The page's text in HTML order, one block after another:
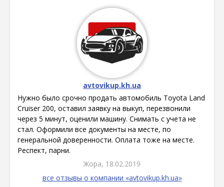
avtovikup.kh.ua
Нужно было срочно продать автомобиль Toyota Land
Cruiser 200, оставил заявку на выкуп, перезвонили
через 5 минут, оценили машину. Снимать с учета не
стал. Оформили все документы на месте, по
генеральной доверенности. Оплата тоже на месте.
Респект, парни.
Жора, 18.02.2019
все отзывы о компании «avtovikup.kh.ua»